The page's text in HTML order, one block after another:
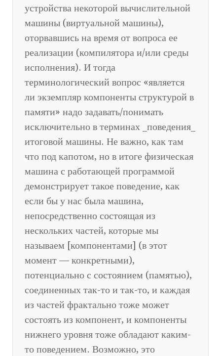
устройства некоторой вычислительной
машины (виртуальной машины),
оторвавшись на время от вопроса ее
реализации (компилятора и/или среды
исполнения). И тогда
терминологический вопрос «является
ли экземпляр компоненты структурой в
памяти» надо задавать/понимать
исключительно в терминах _поведения_
итоговой машины. Не важно, как там
что под капотом, но в итоге физическая
машина с работающей программой
демонстрирует такое поведение, как
если бы у нас была машина,
непосредственно состоящая из
нескольких частей, которые мы
называем [компонентами] (в этот
момент — конкретными),
потенциально с состоянием (памятью),
соединенных так-то и так-то, и каждая
из частей фрактально тоже может
состоять из компонент, и компоненты
нижнего уровня тоже обладают каким-
то поведением. Возможно, это